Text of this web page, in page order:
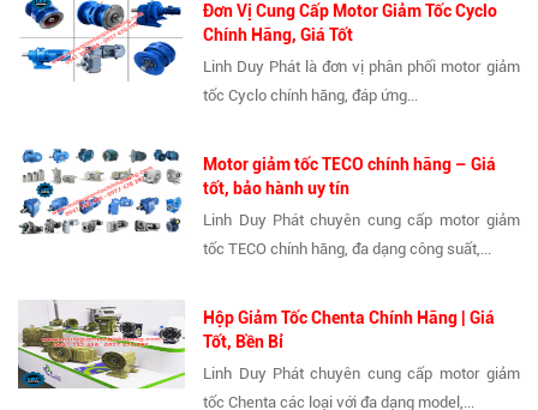
Đơn Vị Cung Cấp Motor Giảm Tốc Cyclo
Chính Hãng, Giá Tốt
Linh Duy Phát là đơn vị phân phối motor giảm
tốc Cyclo chính hãng, đáp ứng...
Motor giảm tốc TECO chính hãng – Giá
tốt, bảo hành uy tín
Linh Duy Phát chuyên cung cấp motor giảm
tốc TECO chính hãng, đa dạng công suất,...
Hộp Giảm Tốc Chenta Chính Hãng | Giá
Tốt, Bền Bỉ
Linh Duy Phát chuyên cung cấp motor giảm
tốc Chenta các loại với đa dạng model,...